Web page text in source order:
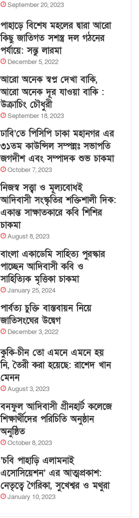
September 20, 2023
পাহাড়ে বিশেষ মহলের দ্বারা আরো
কিছু জাতিগত সশস্ত্র দল গঠনের
পর্যায়ে: সন্তু লারমা
December 5, 2022
আরো অনেক স্বপ্ন দেখা বাকি,
আরো অনেক দূর যাওয়া বাকি :
উক্রাচিং চৌধুরী
September 18, 2023
ঢাবি’তে পিসিপি ঢাকা মহানগর এর
৩১তম কাউন্সিল সম্পন্নঃ সভাপতি
জগদীশ এবং সম্পাদক শুভ চাকমা
October 7, 2023
নিজস্ব সত্ত্বা ও মূল্যবোধই
আদিবাসী সংস্কৃতির শক্তিশালী দিক:
একান্ত সাক্ষাতকারে কবি শিশির
চাকমা
August 8, 2023
বাংলা একাডেমি সাহিত্য পুরস্কার
পাচ্ছেন আদিবাসী কবি ও
সাহিত্যিক মৃত্তিকা চাকমা
January 25, 2024
পার্বত্য চুক্তি বাস্তবায়ন নিয়ে
জাতিসংঘের উদ্বেগ
December 3, 2022
কুকি-চীন তো এমনে এমনে হয়
নি, তৈরী করা হয়েছে: রাশেদ খান
মেনন
August 3, 2023
বনফুল আদিবাসী গ্রীনহার্ট কলেজে
শিক্ষার্থীদের পরিচিতি অনুষ্ঠান
অনুষ্ঠিত
October 8, 2023
‘চবি পাহাড়ি এলামনাই
এসোসিয়েশন’ এর আত্মপ্রকাশ:
নেতৃত্বে গৈরিকা, সুখেশ্বর ও মথুরা
January 10, 2023